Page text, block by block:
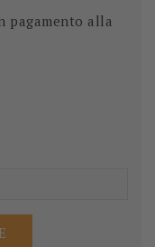
pagamento alla